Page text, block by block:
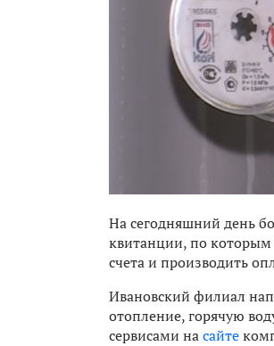
На сегодняшний день
квитанции, по которым
счета и производить
Ивановский филиал
отопление, горячую
сервисами насайте